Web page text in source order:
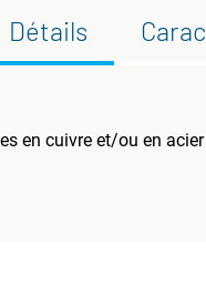
Détails
en cuivre et/ou en